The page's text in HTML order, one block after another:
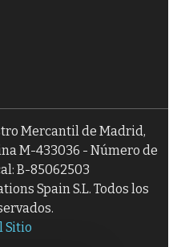
Mercantil de Madrid,
M-433036 - Número de
B-85062503
Spain S.L. Todos los
Sitio